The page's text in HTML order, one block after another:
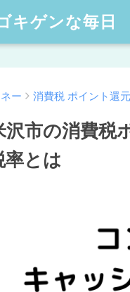
キゲンな毎日
ー 消費税 ポイント還
沢市の消費税
率とは